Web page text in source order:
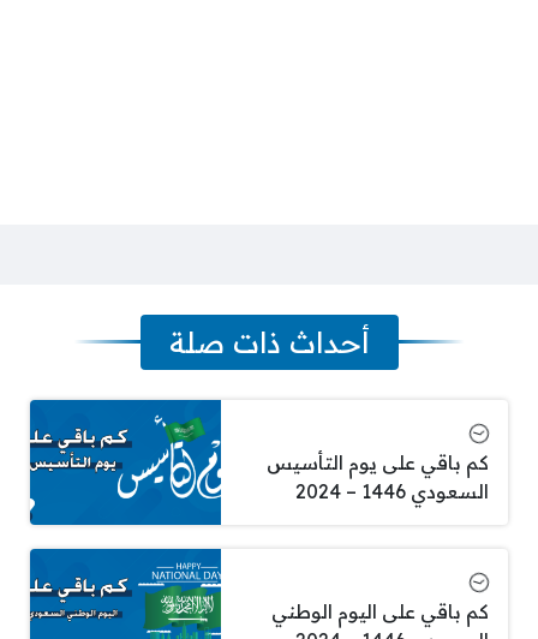
أحداث ذات صلة
كم باقي على يوم التأسيس
السعودي 1446 – 2024
كم باقي على اليوم الوطني